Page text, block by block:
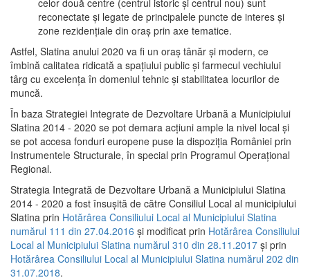
reconectate şi legate de principalele puncte de interes şi
zone rezidenţiale din oraş prin axe tematice.
Astfel, Slatina anului 2020 va fi un oraş tânăr şi modern, ce
îmbină calitatea ridicată a spaţiului public şi farmecul vechiului
târg cu excelenţa în domeniul tehnic şi stabilitatea locurilor de
muncă.
În baza Strategiei Integrate de Dezvoltare Urbană a Municipiului
Slatina 2014 - 2020 se pot demara acţiuni ample la nivel local şi
se pot accesa fonduri europene puse la dispoziţia României prin
Instrumentele Structurale, în special prin Programul Operațional
Regional.
Strategia Integrată de Dezvoltare Urbană a Municipiului Slatina
2014 - 2020 a fost însuşită de către Consiliul Local al municipiului
Slatina prin Hotărârea Consiliului Local al Municipiului Slatina
numărul 111 din 27.04.2016 și modificat prin Hotărârea Consiliului
Local al Municipiului Slatina numărul 310 din 28.11.2017 și prin
Hotărârea Consiliului Local al Municipiului Slatina numărul 202 din
31.07.2018.